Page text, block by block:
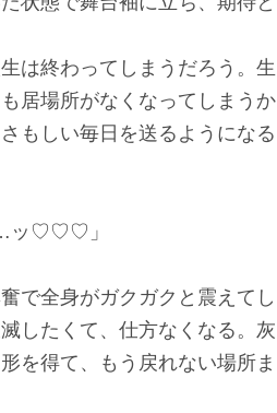
は終わってしまうだろう。生
居場所がなくなってしまうか
もしい毎日を送るようになる
ッ♡♡♡」
で全身がガクガクと震えてし
したくて、仕方なくなる。灰
を得て、もう戻れない場所ま